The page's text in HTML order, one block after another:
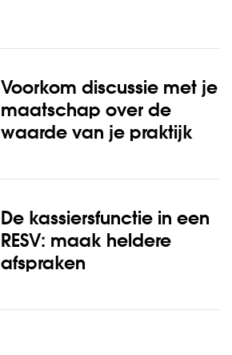
Voorkom discussie met je
maatschap over de
waarde van je praktijk
De kassiersfunctie in een
RESV: maak heldere
afspraken